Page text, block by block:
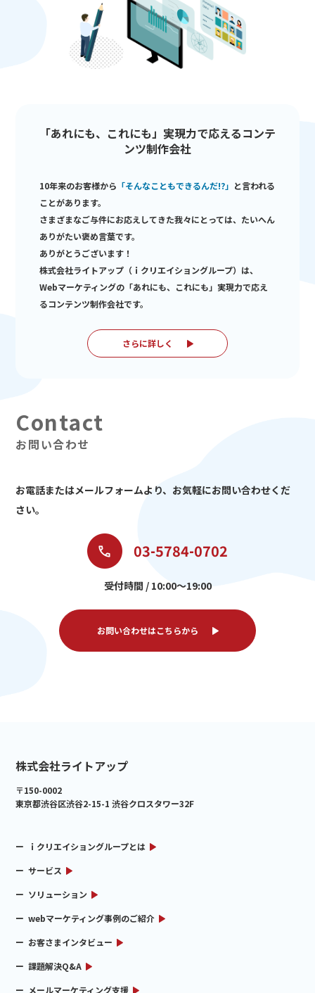
「あれにも、これにも」実現力で応えるコンテ
ンツ制作会社
10年来のお客様から 「そんなこともできるんだ!?」 と言われる
ことがあります。
さまざまなご与件にお応えしてきた我々にとっては、たいへん
ありがたい褒め言葉です。
ありがとうございます！
株式会社ライトアップ（ｉクリエイショングループ）は、
Webマーケティングの「あれにも、これにも」実現力で応え
るコンテンツ制作会社です。
さらに詳しく
お問い合わせ
お電話またはメールフォームより、 お気軽にお問い合わせくだ
さい。
03-5784-0702
受付時間 / 10:00～19:00
お問い合わせはこちらから
株式会社ライトアップ
〒150-0002
東京都渋谷区渋谷2-15-1 渋谷クロスタワー32F
ｉクリエイショングループとは
サービス
ソリューション
webマーケティング事例のご紹介
お客さまインタビュー
課題解決Q&A
メールマーケティング支援